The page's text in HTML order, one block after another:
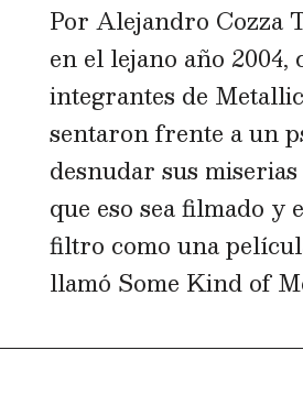
Por Alejandro Cozza
en el lejano año 2004,
integrantes de
sentaron frente a un
desnudar sus
que eso sea filmado y
filtro como una
llamó Some Kind of